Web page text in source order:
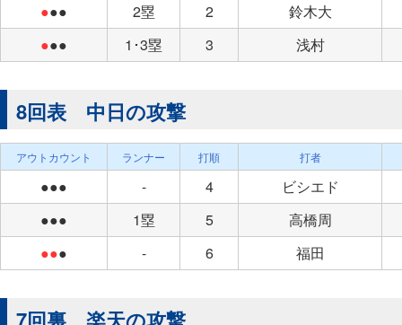
●●● 2塁 2
鈴木大
●●● 1･3塁 3 浅村
8回表 中日の攻撃
アウトカウント ランナー 打順 打者
●●● - 4
ビシエド
●●●
1塁 5
高橋周
●●● - 6 福田